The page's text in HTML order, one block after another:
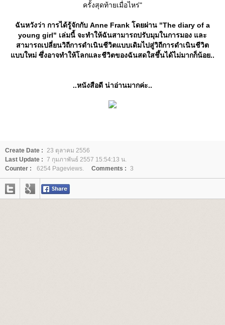
ครั้งสุดท้ายเมื่อไหร่"
ฉันหวังว่า การได้รู้จักกับ Anne Frank โดยผ่าน "The diary of a
young girl" เล่มนี้ จะทำให้ฉันสามารถปรับมุมในการมอง และ
สามารถเปลี่ยนวิถีการดำเนินชีวิตแบบเดิมไปสู่วิถีการดำเนินชีวิต
บบใหม่ ซึ่งอาจทำให้โลกและชีวิตของฉันสดใสชึ้นได้ไม่มากก็น้อย..
..หนังสือดี น่าอ่านมากค่ะ..
Create Date :
23 ตุลาคม 2556
Last Update : 7 กุมภาพันธ์ 2557 15:54:13 น.
Counter :
6254 Pageviews. Comments : 3